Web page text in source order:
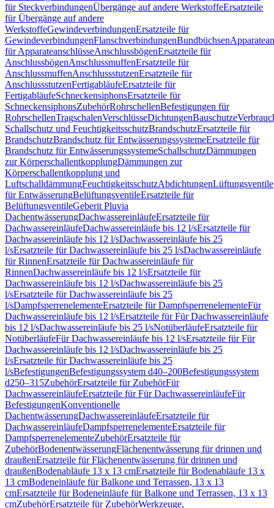
für SteckverbindungenÜbergänge auf andere WerkstoffeErsatzteile
für Übergänge auf andere
WerkstoffeGewindeverbindungenErsatzteile für
GewindeverbindungenFlanschverbindungenBundbüchsen
für ApparateanschlüsseAnschlussbögenErsatzteile für
AnschlussbögenAnschlussmuffenErsatzteile für
AnschlussmuffenAnschlussstutzenErsatzteile für
AnschlussstutzenFertigabläufeErsatzteile für
FertigabläufeSchneckensiphonsErsatzteile für
SchneckensiphonsZubehörRohrschellenBefestigungen für
RohrschellenTragschalenVerschlüsseDichtungenBauschutze
Schallschutz und FeuchtigkeitsschutzBrandschutzErsatzteile für
BrandschutzBrandschutz für EntwässerungssystemeErsatzteile für
Brandschutz für EntwässerungssystemeSchallschutzDämmungen
zur KörperschallentkopplungDämmungen zur
Körperschallentkopplung und
LuftschalldämmungFeuchtigkeitsschutzAbdichtungenLüftungsventile
für EntwässerungBelüftungsventileErsatzteile für
BelüftungsventileGeberit Pluvia
DachentwässerungDachwassereinläufeErsatzteile für
DachwassereinläufeDachwassereinläufe bis 12 l/sErsatzteile für
Dachwassereinläufe bis 12 l/sDachwassereinläufe bis 25
l/sErsatzteile für Dachwassereinläufe bis 25 l/sDachwassereinläufe
für RinnenErsatzteile für Dachwassereinläufe für
RinnenDachwassereinläufe bis 12 l/sErsatzteile für
Dachwassereinläufe bis 12 l/sDachwassereinläufe bis 25
l/sErsatzteile für Dachwassereinläufe bis 25
l/sDampfsperrenelementeErsatzteile für DampfsperrenelementeFür
Dachwassereinläufe bis 12 l/sErsatzteile für Für Dachwassereinläufe
bis 12 l/sDachwassereinläufe bis 25 l/sNotüberläufeErsatzteile für
NotüberläufeFür Dachwassereinläufe bis 12 l/sErsatzteile für Für
Dachwassereinläufe bis 12 l/sDachwassereinläufe bis 25
l/sErsatzteile für Dachwassereinläufe bis 25
l/sBefestigungenBefestigungssystem d40–200Befestigungssystem
d250–315ZubehörErsatzteile für ZubehörFür
DachwassereinläufeErsatzteile für Für DachwassereinläufeFür
BefestigungenKonventionelle
DachentwässerungDachwassereinläufeErsatzteile für
DachwassereinläufeDampfsperrenelementeErsatzteile für
DampfsperrenelementeZubehörErsatzteile für
ZubehörBodenentwässerungFlächenentwässerung für drinnen und
draußenErsatzteile für Flächenentwässerung für drinnen und
draußenBodenabläufe 13 x 13 cmErsatzteile für Bodenabläufe 13 x
13 cmBodeneinläufe für Balkone und Terrassen, 13 x 13
cmErsatzteile für Bodeneinläufe für Balkone und Terrassen, 13 x 13
cmZubehörErsatzteile für ZubehörWerkzeuge,